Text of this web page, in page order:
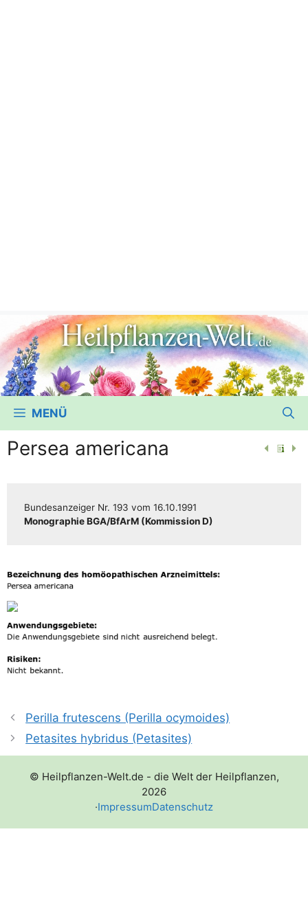
MENÜ
Persea americana
Bun­des­an­zei­ger Nr. 193 vom 16.10.1991
Mono­gra­phie BGA/​​BfArM (Kom­mis­si­on D)
Perilla frutescens (Perilla ocymoides)
Petasites hybridus (Petasites)
© Heilpflanzen-Welt.de - die Welt der Heilpflanzen,
2026
·ImpressumDatenschutz